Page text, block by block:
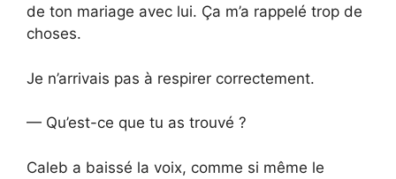
de ton mariage avec lui. Ça m’a rappelé trop de
choses.
Je n’arrivais pas à respirer correctement.
— Qu’est-ce que tu as trouvé ?
Caleb a baissé la voix, comme si même le